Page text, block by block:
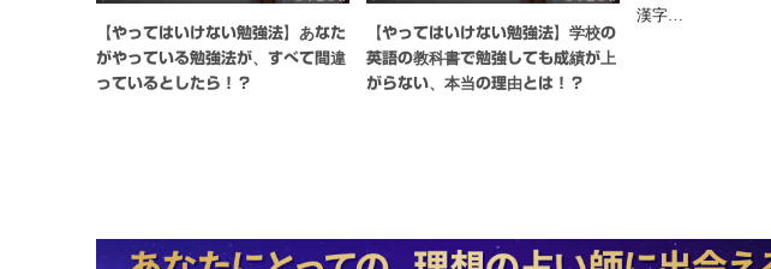
【やってはいけない勉強法】あなた
がやっている勉強法が、すべて間違
っているとしたら！？
【やってはいけない勉強法】学校の
英語の教科書で勉強しても成績が上
がらない、本当の理由とは！？
漢字…